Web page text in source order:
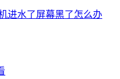
进水了屏幕黑了怎么办